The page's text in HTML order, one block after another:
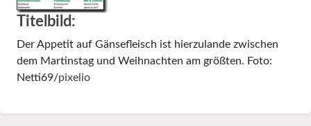
Titelbild:
Der Appetit auf Gänsefleisch ist hierzulande zwischen
dem Martinstag und Weihnachten am größten. Foto:
Netti69/pixelio